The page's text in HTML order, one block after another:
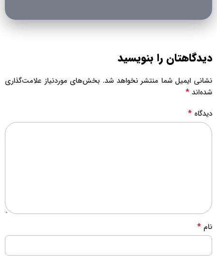
دیدگاهتان را بنویسید
نشانی ایمیل شما منتشر نخواهد شد. بخش‌های موردنیاز علامت‌گذاری
شده‌اند *
دیدگاه *
نام *